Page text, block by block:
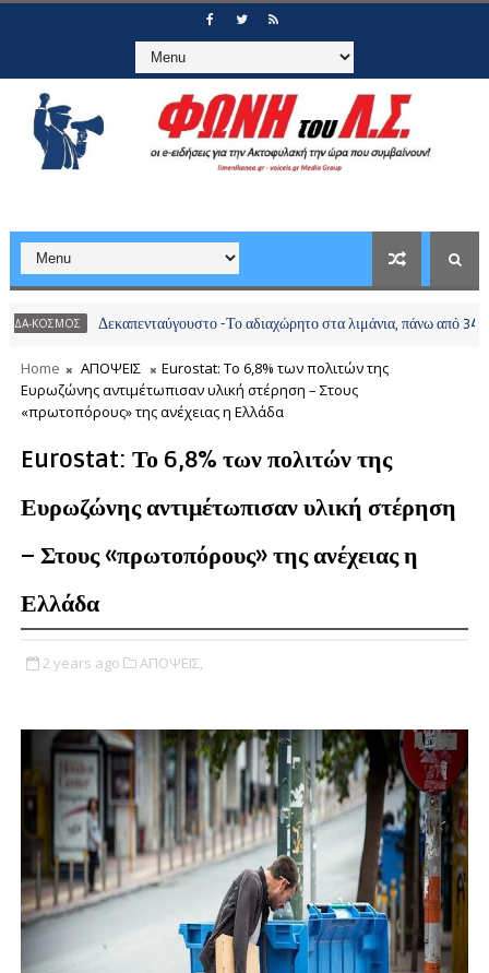
Δεκαπενταύγουστο -Το αδιαχώρητο στα λιμάνια, πάνω από 34.000
Home ΑΠΟΨΕΙΣ
Eurostat: Το 6,8% των πολιτών της
Ευρωζώνης αντιμέτωπισαν υλική στέρηση – Στους
«πρωτοπόρους» της ανέχειας η Ελλάδα
Eurostat: Το 6,8% των πολιτών της
Ευρωζώνης αντιμέτωπισαν υλική στέρηση
– Στους «πρωτοπόρους» της ανέχειας η
Ελλάδα
2 years ago ΑΠΟΨΕΙΣ,